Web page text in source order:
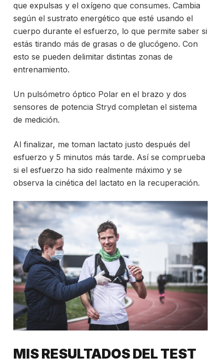
que expulsas y el oxígeno que consumes. Cambia
según el sustrato energético que esté usando el
cuerpo durante el esfuerzo, lo que permite saber si
estás tirando más de grasas o de glucógeno. Con
esto se pueden delimitar distintas zonas de
entrenamiento.
Un pulsómetro óptico Polar en el brazo y dos
sensores de potencia Stryd completan el sistema
de medición.
Al finalizar, me toman lactato justo después del
esfuerzo y 5 minutos más tarde. Así se comprueba
si el esfuerzo ha sido realmente máximo y se
observa la cinética del lactato en la recuperación.
MIS RESULTADOS DEL TEST